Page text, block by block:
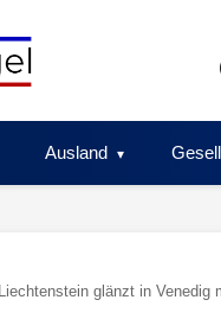
Ausland
Liechtenstein glänzt in